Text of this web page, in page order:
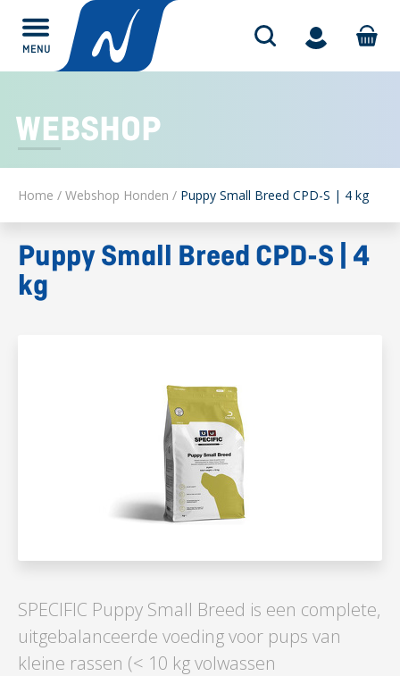
MENU
WEBSHOP
Home / Webshop Honden / Puppy Small Breed CPD-S | 4 kg
Puppy Small Breed CPD-S | 4
kg
SPECIFIC Puppy Small Breed is een complete,
uitgebalanceerde voeding voor pups van
kleine rassen (< 10 kg volwassen